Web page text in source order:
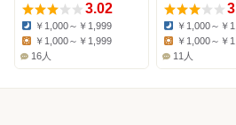
3.02
Dinner:
￥1,000～￥1,999
Lunch:
￥1,000～￥1,999
16人
Dinner:
￥1,000～￥
Lunch:
￥1,000～￥
11人